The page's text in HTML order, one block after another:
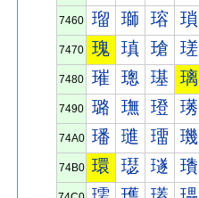
7460 瑠 瑡 瑢 瑣
7470 瑰 瑱 瑲 瑳
7480 璀 璁 璂 璃
7490 璐 璑 璒 璓
74A0 璠 璡 璢 璣
74B0 環 璱 璲 璳